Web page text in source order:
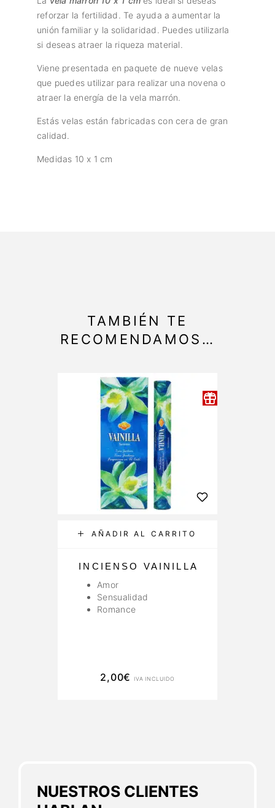
reforzar la fertilidad. Te ayuda a aumentar la
unión familiar y la solidaridad. Puedes utilizarla
si deseas atraer la riqueza material.
Viene presentada en paquete de nueve velas
que puedes utilizar para realizar una novena o
atraer la energía de la vela marrón.
Estás velas están fabricadas con cera de gran
calidad.
Medidas 10 x 1 cm
NUESTROS CLIENTES
TAMBIÉN TE
RECOMENDAMOS…
AÑADIR AL CARRITO
INCIENSO VAINILLA
Amor
Sensualidad
Romance
2,00€ IVA INCLUIDO